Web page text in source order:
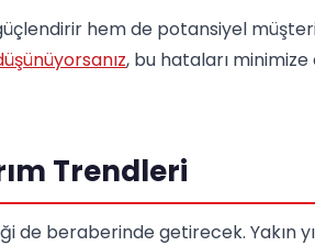
hem de potansiyel müşteri
, bu hataları
Trendleri
de beraberinde getirecek. Yakın